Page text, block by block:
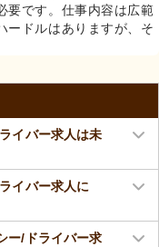
要です。仕事内容は広範
ードルはありますが、そ
イバー求人は未
イバー求人に
ー/ドライバー求